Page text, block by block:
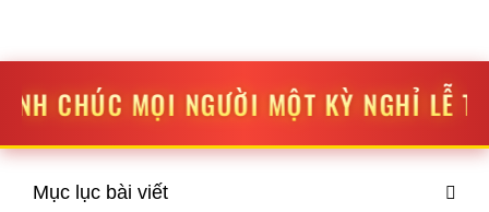
MỘT KỲ NGHỈ LỄ THẬT VUI VẺ VÀ Ý
Mục lục bài viết